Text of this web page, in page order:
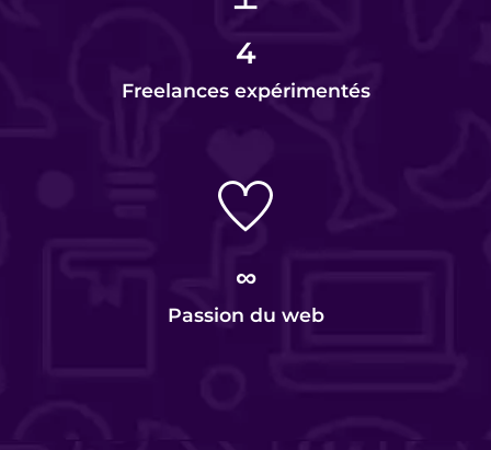
4
Freelances expérimentés
∞
Passion du web